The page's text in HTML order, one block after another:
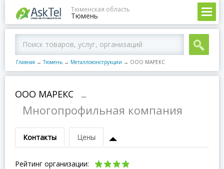
Тюменская область
Тюмень
Главная → Тюмень → Металлоконструкции → ООО МАРЕКС
ООО МАРЕКС
–
Многопрофильная компания
Контакты Цены
Рейтинг организации: